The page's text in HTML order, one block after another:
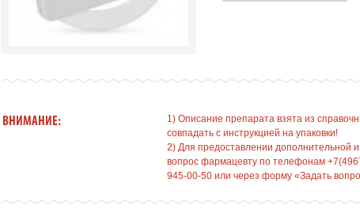
ВНИМАНИЕ:
1) Описание препарата взята из
совпадать с инструкцией на упаковки!
2) Для предоставлении дополнительной
вопрос фармацевту по телефонам
945-00-50 или через форму «Задать